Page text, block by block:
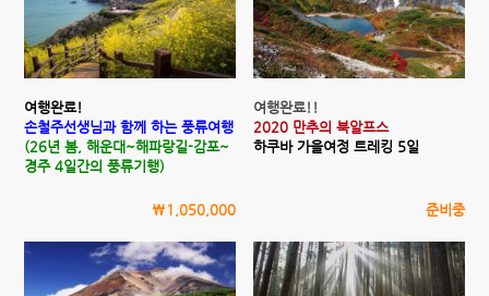
여행완료!
손철주선생님과 함께 하는 풍류여행
(26년 봄, 해운대~해파랑길-감포~
경주 4일간의 풍류기행)
\1,050,000
여행완료!!
2020 만추의 북알프스
하쿠바 가을여정 트레킹 5일
준비중